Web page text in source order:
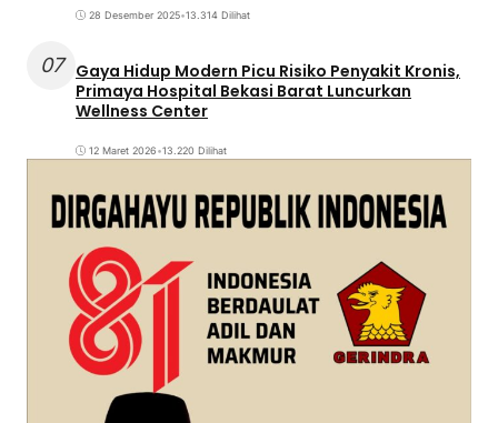
28 Desember 2025•13.314 Dilihat
07
Gaya Hidup Modern Picu Risiko Penyakit Kronis,
Primaya Hospital Bekasi Barat Luncurkan
Wellness Center
12 Maret 2026•13.220 Dilihat